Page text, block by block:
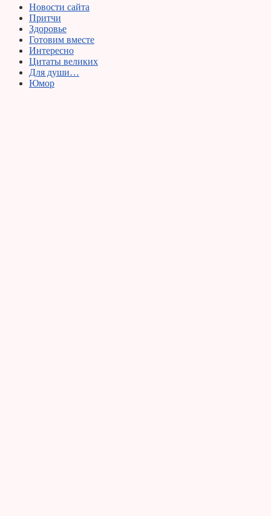
Новости сайта
Притчи
Здоровье
Готовим вместе
Интересно
Цитаты великих
Для души…
Юмор